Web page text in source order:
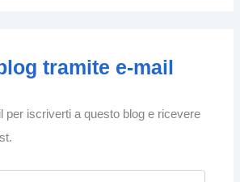
tramite e-mail
per iscriverti a questo blog e ricevere